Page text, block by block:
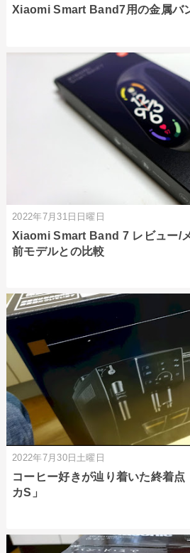
Xiaomi Smart Band7用の金属バ
2022年7月31日日曜日
Xiaomi Smart Band 7 レビュー/
前モデルとの比較
2022年7月30日土曜日
コーヒー好きが辿り着いた終着点
カS」